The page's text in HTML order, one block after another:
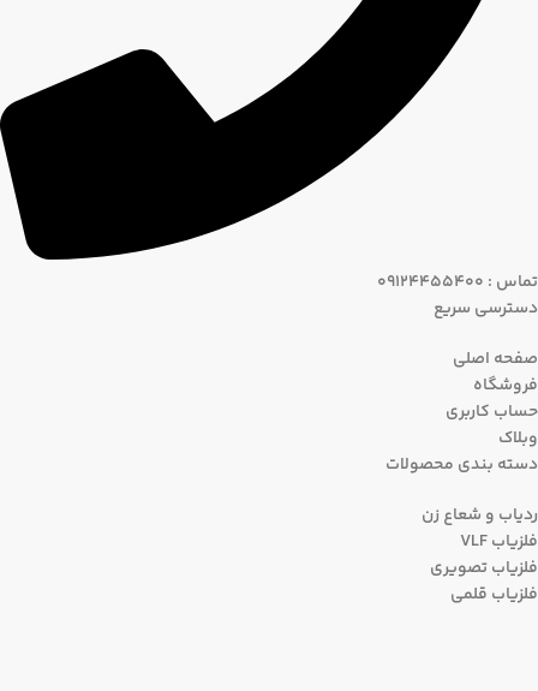
تماس : 09124455400
دسترسی سریع
صفحه اصلی
فروشگاه
حساب کاربری
وبلاک
دسته بندی محصولات
ردیاب و شعاع زن
فلزیاب VLF
فلزیاب تصویری
فلزیاب قلمی